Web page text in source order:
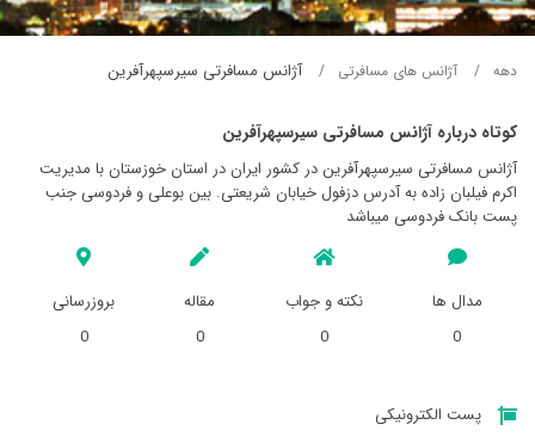
دهه آژانس های مسافرتی آژانس مسافرتی سيرسپهرآفرين
کوتاه درباره آژانس مسافرتی سيرسپهرآفرين
آژانس مسافرتی سيرسپهرآفرين در کشور ایران در استان خوزستان با مدیریت
اکرم فیلبان زاده به آدرس دزفول خيابان شریعتی. بین بوعلی و فردوسی جنب
پست بانک فردوسی میباشد
مدال ها
0
نکته و جواب
0
مقاله
0
بروزرسانی
0
پست الکترونیکی